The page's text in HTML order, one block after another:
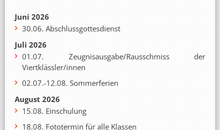
Juni 2026
30.06. Abschlussgottesdienst
Juli 2026
01.07. Zeugnisausgabe/Rausschmiss der
Viertklässler/innen
02.07.-12.08. Sommerferien
August 2026
15.08. Einschulung
18.08. Fototermin für alle Klassen